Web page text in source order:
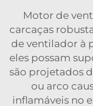
Motor de
carcaças
de ventilador à
eles possam
são projetados
ou arco
inflamáveis no